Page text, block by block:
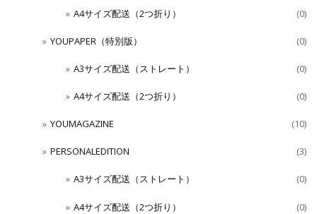
A4サイズ配送（2つ折り） (0)
YOUPAPER（特別版） (0)
A3サイズ配送（ストレート） (0)
A4サイズ配送（2つ折り） (0)
YOUMAGAZINE (10)
PERSONALEDITION (3)
A3サイズ配送（ストレート） (0)
A4サイズ配送（2つ折り） (0)